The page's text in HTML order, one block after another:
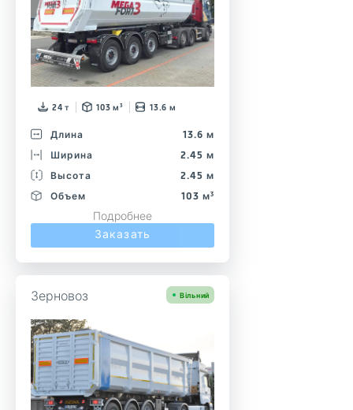
24 т 103 м³ 13.6 м
Длина
13.6 м
Ширина
2.45 м
Высота
2.45 м
Объем
103 м³
Подробнее
Заказать
Зерновоз Вільний